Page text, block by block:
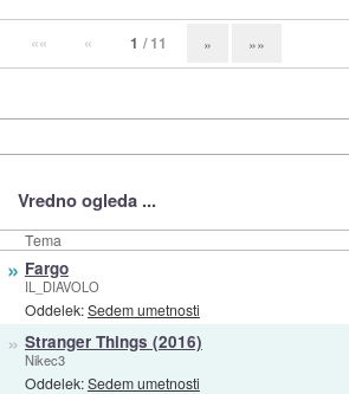
«« « 1 / 11 » »»
Vredno ogleda ...
Tema
» Fargo
IL_DIAVOLO
Oddelek:Sedem umetnosti
» Stranger Things (2016)
Nikec3
Oddelek:Sedem umetnosti